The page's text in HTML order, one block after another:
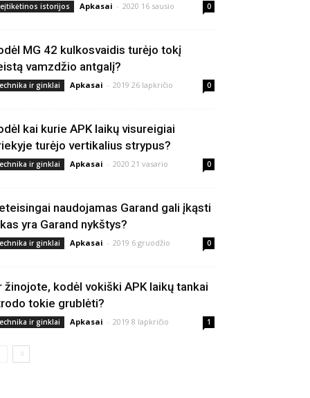
istorijos Apkasai - 2020 16 sausio 0
MG 42 kulkosvaidis turėjo tokį
vamzdžio antgalį?
ir ginklai Apkasai - 2019 26 lapkričio 0
kai kurie APK laikų visureigiai
turėjo vertikalius strypus?
ir ginklai Apkasai - 2020 21 vasario 0
naudojamas Garand gali įkąsti
yra Garand nykštys?
ir ginklai Apkasai - 2019 6 gruodžio 0
žinojote, kodėl vokiški APK laikų tankai
tokie grublėti?
ir ginklai Apkasai - 2019 8 lapkričio 1